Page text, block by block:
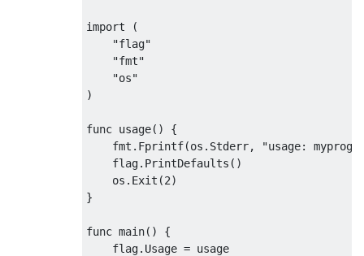
import
(
"flag"
"fmt"
"os"
)
func usage()
{
    fmt
. Fprintf(os . Stderr,
"usage:
    flag
. PrintDefaults ()
    os
. Exit (2)
}
func main()
{
    flag
. Usage = usage